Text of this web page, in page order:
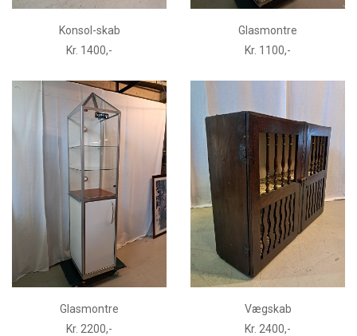
Konsol-skab
Kr. 1400,-
Glasmontre
Kr. 1100,-
Glasmontre
Kr. 2200,-
Vægskab
Kr. 2400,-